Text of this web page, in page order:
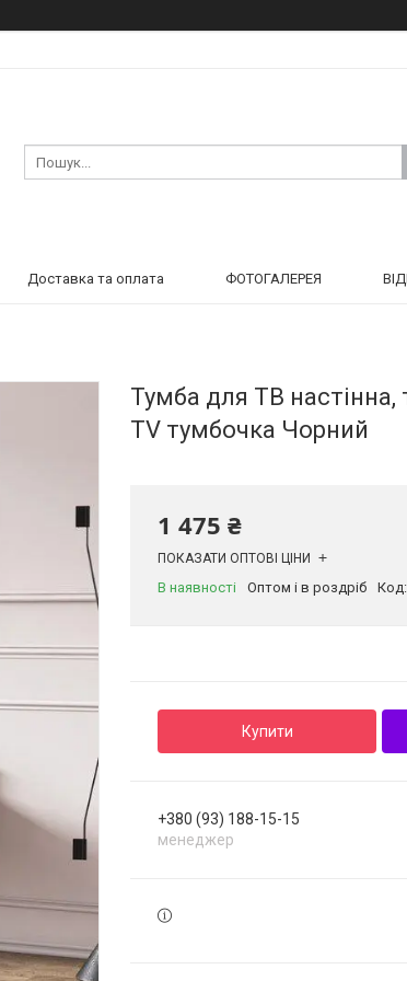
Доставка та оплата ФОТОГАЛЕРЕЯ
Тумба для ТВ настінна,
TV тумбочка Чорний
1 475 ₴
ПОКАЗАТИ ОПТОВІ ЦІНИ
В наявності Оптом і в роздріб
Купити
+380 (93) 188-15-15
менеджер